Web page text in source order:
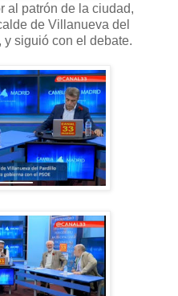
al patrón de la ciudad,
de Villanueva del
, y siguió con el debate.